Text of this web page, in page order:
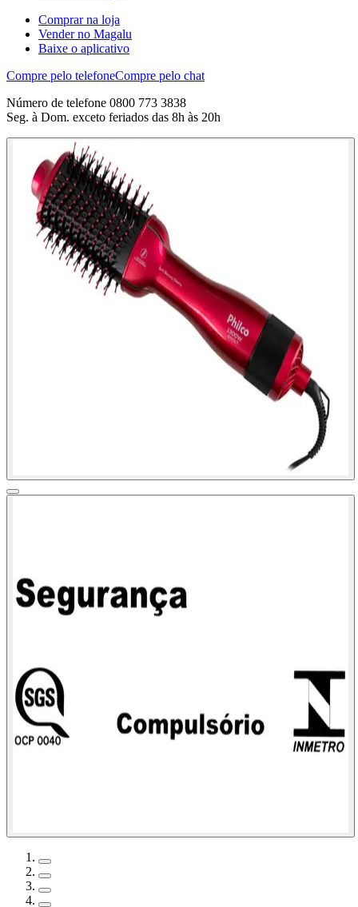
Comprar na loja
Vender no Magalu
Baixe o aplicativo
Compre pelo telefoneCompre pelo chat
Número de telefone 0800 773 3838
Seg. à Dom. exceto feriados das 8h às 20h